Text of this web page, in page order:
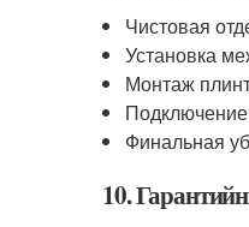
Чистовая
Установка
Монтаж
Подключение
Финальная
10.